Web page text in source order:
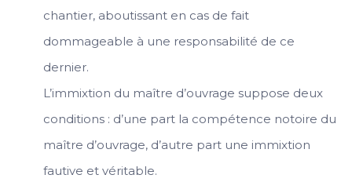
chantier, aboutissant en cas de fait
dommageable à une responsabilité de ce
dernier.
L’immixtion du maître d’ouvrage suppose deux
conditions : d’une part la compétence notoire du
maître d’ouvrage, d’autre part une immixtion
fautive et véritable.